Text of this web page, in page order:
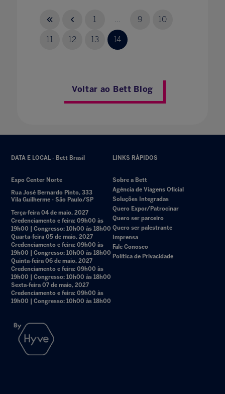
1 ... 9 10
11 12 13 14
Voltar ao Bett Blog
DATA E LOCAL - Bett Brasil
Expo Center Norte
Rua José Bernardo Pinto, 333
Vila Guilherme - São Paulo/SP
Terça-feira 04 de maio, 2027
Credenciamento e feira: 09h00 às
19h00 | Congresso: 10h00 às 18h00
Quarta-feira 05 de maio, 2027
Credenciamento e feira: 09h00 às
19h00 | Congresso: 10h00 às 18h00
Quinta-feira 06 de maio, 2027
Credenciamento e feira: 09h00 às
19h00 | Congresso: 10h00 às 18h00
Sexta-feira 07 de maio, 2027
Credenciamento e feira: 09h00 às
19h00 | Congresso: 10h00 às 18h00
LINKS RÁPIDOS
Sobre a Bett
Agência de Viagens Oficial
Soluções Integradas
Quero Expor/Patrocinar
Quero ser parceiro
Quero ser palestrante
Imprensa
Fale Conosco
Política de Privacidade